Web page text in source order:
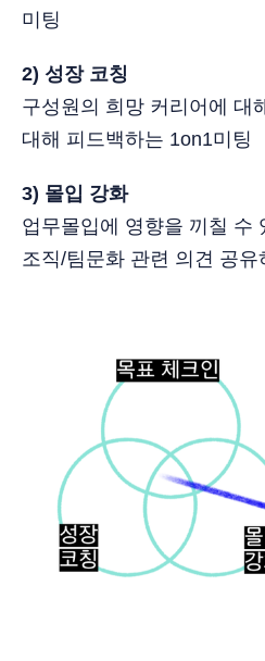
미팅
2) 성장 코칭
구성원의 희망 커리어에 대
대해 피드백하는 1on1미팅
3) 몰입 강화
업무몰입에 영향을 끼칠 수
조직/팀문화 관련 의견 공유